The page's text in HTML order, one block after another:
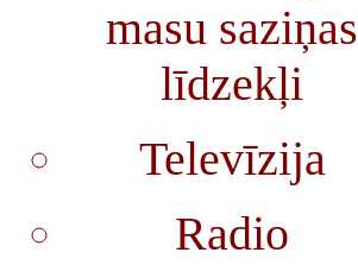
masu saziņas
līdzekļi
Televīzija
Radio